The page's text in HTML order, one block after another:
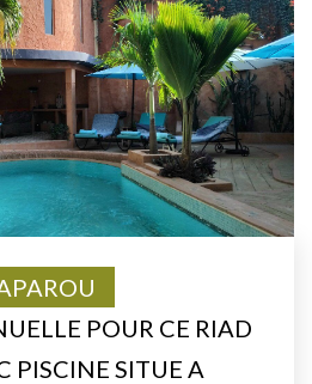
POUR CE RIAD
PISCINE SITUE A